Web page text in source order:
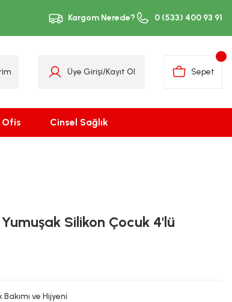
Kargom Nerede? 0 (533) 400 93 91
Üye Girişi/Kayıt Ol Sepet
Ofis Cinsel Sağlık
Silikon Çocuk 4'lü
Bakımı ve Hijyeni